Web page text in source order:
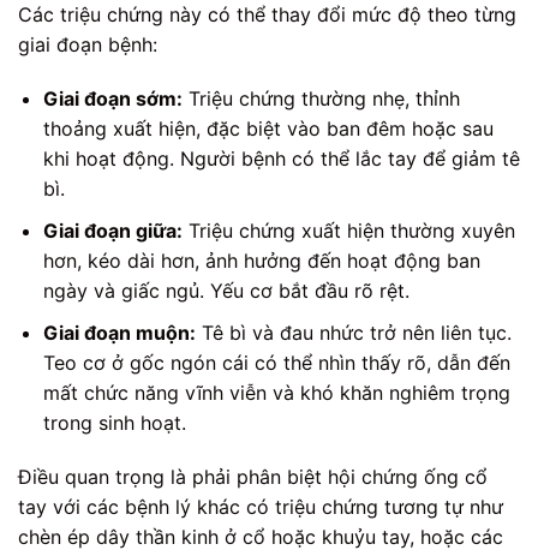
Các triệu chứng này có thể thay đổi mức độ theo từng
giai đoạn bệnh:
Giai đoạn sớm: Triệu chứng thường nhẹ, thỉnh
thoảng xuất hiện, đặc biệt vào ban đêm hoặc sau
khi hoạt động. Người bệnh có thể lắc tay để giảm tê
bì.
Giai đoạn giữa: Triệu chứng xuất hiện thường xuyên
hơn, kéo dài hơn, ảnh hưởng đến hoạt động ban
ngày và giấc ngủ. Yếu cơ bắt đầu rõ rệt.
Giai đoạn muộn: Tê bì và đau nhức trở nên liên tục.
Teo cơ ở gốc ngón cái có thể nhìn thấy rõ, dẫn đến
mất chức năng vĩnh viễn và khó khăn nghiêm trọng
trong sinh hoạt.
Điều quan trọng là phải phân biệt hội chứng ống cổ
tay với các bệnh lý khác có triệu chứng tương tự như
chèn ép dây thần kinh ở cổ hoặc khuỷu tay, hoặc các